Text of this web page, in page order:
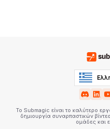
Το Submagic είναι το καλύτερο
δημιουργία συναρπαστικών
ομάδες και